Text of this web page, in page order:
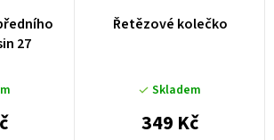
27
Řetězové kolečko
Skladem
349 Kč